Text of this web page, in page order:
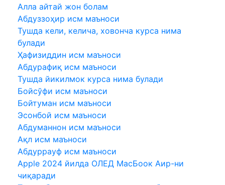
Aлла айтай жон болам
Абдуззоҳир исм маъноси
Тушда кели, келича, ховонча курса нима
булади
Ҳафизиддин исм маъноси
Абдурафиқ исм маъноси
Тушда йикилмок курса нима булади
Бойсўфи исм маъноси
Бойтуман исм маъноси
Эсонбой исм маъноси
Абдуманнон исм маъноси
Ақл исм маъноси
Абдуррауф исм маъноси
Apple 2024 йилда ОЛEД МаcБоок Аир-ни
чиқаради